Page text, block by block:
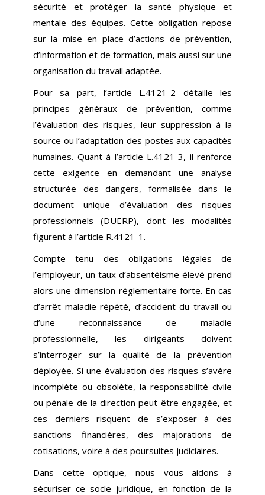
sécurité et protéger la santé physique et
mentale des équipes. Cette obligation repose
sur la mise en place d’actions de prévention,
d’information et de formation, mais aussi sur une
organisation du travail adaptée.
Pour sa part, l’article L.4121-2 détaille les
principes généraux de prévention, comme
l’évaluation des risques, leur suppression à la
source ou l’adaptation des postes aux capacités
humaines. Quant à l’article L.4121-3, il renforce
cette exigence en demandant une analyse
structurée des dangers, formalisée dans le
document unique d’évaluation des risques
professionnels (DUERP), dont les modalités
figurent à l’article R.4121-1.
Compte tenu des obligations légales de
l’employeur, un taux d’absentéisme élevé prend
alors une dimension réglementaire forte. En cas
d’arrêt maladie répété, d’accident du travail ou
d’une reconnaissance de maladie
professionnelle, les dirigeants doivent
s’interroger sur la qualité de la prévention
déployée. Si une évaluation des risques s’avère
incomplète ou obsolète, la responsabilité civile
ou pénale de la direction peut être engagée, et
ces derniers risquent de s’exposer à des
sanctions financières, des majorations de
cotisations, voire à des poursuites judiciaires.
Dans cette optique, nous vous aidons à
sécuriser ce socle juridique, en fonction de la